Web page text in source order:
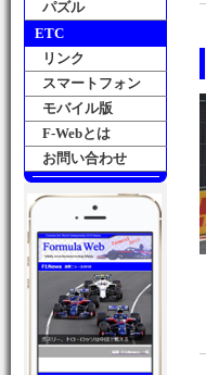
パズル
ETC
リンク
スマートフォン
モバイル版
F-Webとは
お問い合わせ